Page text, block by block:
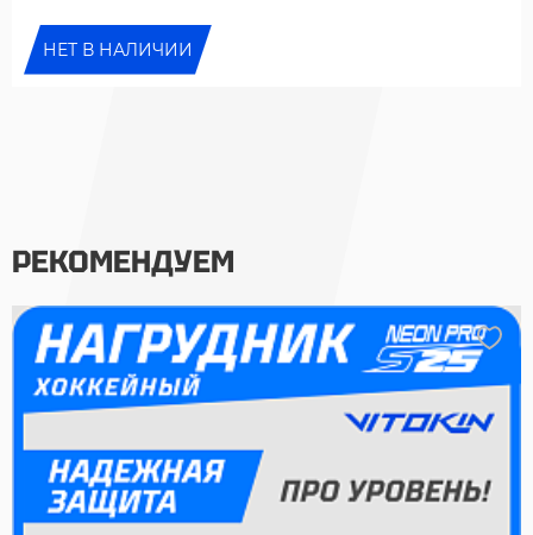
НЕТ В НАЛИЧИИ
РЕКОМЕНДУЕМ